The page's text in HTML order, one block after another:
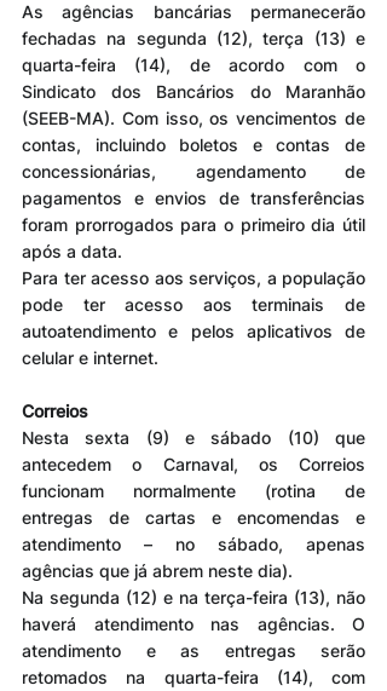
As agências bancárias permanecerão
fechadas na segunda (12), terça (13) e
quarta-feira (14), de acordo com o
Sindicato dos Bancários do Maranhão
(SEEB-MA). Com isso, os vencimentos de
contas, incluindo boletos e contas de
concessionárias, agendamento de
pagamentos e envios de transferências
foram prorrogados para o primeiro dia útil
após a data.
Para ter acesso aos serviços, a população
pode ter acesso aos terminais de
autoatendimento e pelos aplicativos de
celular e internet.
Correios
Nesta sexta (9) e sábado (10) que
antecedem o Carnaval, os Correios
funcionam normalmente (rotina de
entregas de cartas e encomendas e
atendimento – no sábado, apenas
agências que já abrem neste dia).
Na segunda (12) e na terça-feira (13), não
haverá atendimento nas agências. O
atendimento e as entregas serão
retomados na quarta-feira (14), com